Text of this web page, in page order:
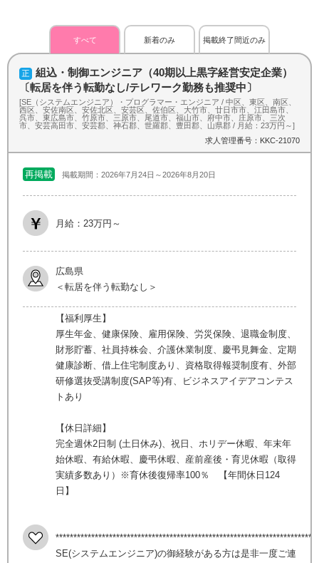
すべて 新着のみ 掲載終了間近のみ
組込・制御エンジニア（40期以上黒字経営安定企業）
〔転居を伴う転勤なし/テレワーク勤務も推奨中〕
[SE（システムエンジニア）・プログラマー・エンジニア / 中区、東区、南区、
西区、安佐南区、安佐北区、安芸区、佐伯区、大竹市、廿日市市、江田島市、
呉市、東広島市、竹原市、三原市、尾道市、福山市、府中市、庄原市、三次
市、安芸高田市、安芸郡、神石郡、世羅郡、豊田郡、山県郡 / 月給：23万円～]
求人管理番号：KKC-21070
再掲載 掲載期間：2026年7月24日～2026年8月20日
月給：23万円～
広島県
＜転居を伴う転勤なし＞
【福利厚生】
厚生年金、健康保険、雇用保険、労災保険、退職金制度、
財形貯蓄、社員持株会、介護休業制度、慶弔見舞金、定期
健康診断、借上住宅制度あり、資格取得報奨制度有、外部
研修選抜受講制度(SAP等)有、ビジネスアイデアコンテス
トあり
【休日詳細】
完全週休2日制 (土日休み)、祝日、ホリデー休暇、年末年
始休暇、有給休暇、慶弔休暇、産前産後・育児休暇（取得
実績多数あり）※育休後復帰率100％ 【年間休日124
日】
************************************************************************
SE(システムエンジニア)の御経験がある方は是非一度ご連